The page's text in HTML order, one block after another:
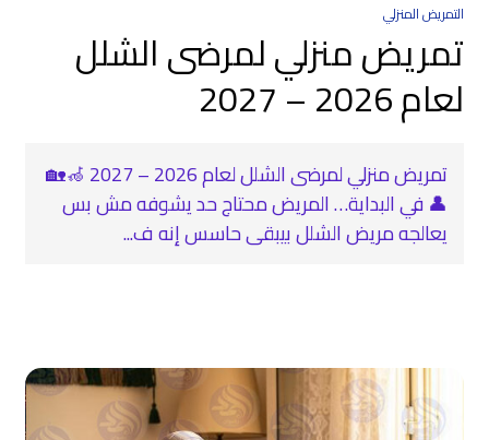
التمريض المنزلي
تمريض منزلي لمرضى الشلل
لعام 2026 – 2027
تمريض منزلي لمرضى الشلل لعام 2026 – 2027 🦽🏡
👤 في البداية… المريض محتاج حد يشوفه مش بس
يعالجه مريض الشلل بيبقى حاسس إنه ف...